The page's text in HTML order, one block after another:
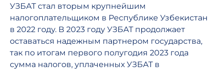
УЗБАТ стал вторым крупнейшим
налогоплательщиком в Республике Узбекистан
в 2022 году. В 2023 году УЗБАТ продолжает
оставаться надежным партнером государства,
так по итогам первого полугодия 2023 года
сумма налогов, уплаченных УЗБАТ в